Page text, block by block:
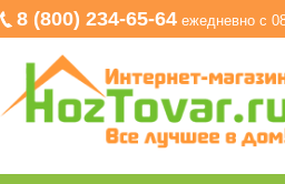
8 (800) 234-65-64 ежедневно с